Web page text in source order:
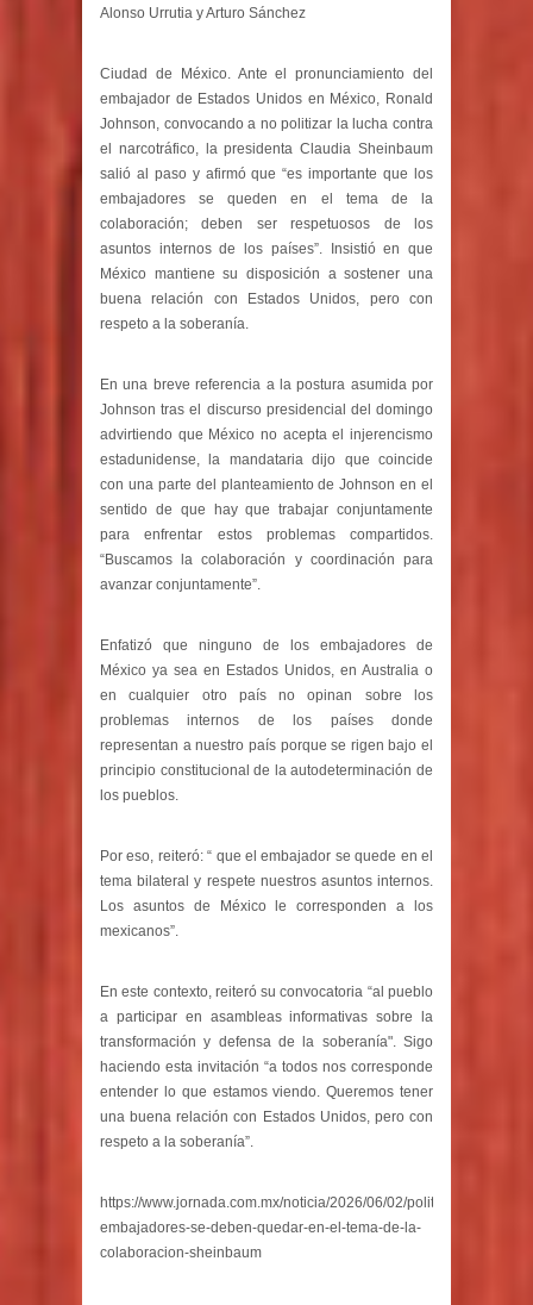
Alonso Urrutia y Arturo Sánchez
Ciudad de México. Ante el pronunciamiento del
embajador de Estados Unidos en México, Ronald
Johnson, convocando a no politizar la lucha contra
el narcotráfico, la presidenta Claudia Sheinbaum
salió al paso y afirmó que “es importante que los
embajadores se queden en el tema de la
colaboración; deben ser respetuosos de los
asuntos internos de los países”. Insistió en que
México mantiene su disposición a sostener una
buena relación con Estados Unidos, pero con
respeto a la soberanía.
En una breve referencia a la postura asumida por
Johnson tras el discurso presidencial del domingo
advirtiendo que México no acepta el injerencismo
estadunidense, la mandataria dijo que coincide
con una parte del planteamiento de Johnson en el
sentido de que hay que trabajar conjuntamente
para enfrentar estos problemas compartidos.
“Buscamos la colaboración y coordinación para
avanzar conjuntamente”.
Enfatizó que ninguno de los embajadores de
México ya sea en Estados Unidos, en Australia o
en cualquier otro país no opinan sobre los
problemas internos de los países donde
representan a nuestro país porque se rigen bajo el
principio constitucional de la autodeterminación de
los pueblos.
Por eso, reiteró: “ que el embajador se quede en el
tema bilateral y respete nuestros asuntos internos.
Los asuntos de México le corresponden a los
mexicanos”.
En este contexto, reiteró su convocatoria “al pueblo
a participar en asambleas informativas sobre la
transformación y defensa de la soberanía". Sigo
haciendo esta invitación “a todos nos corresponde
entender lo que estamos viendo. Queremos tener
una buena relación con Estados Unidos, pero con
respeto a la soberanía”.
https://www.jornada.com.mx/noticia/2026/06/02/politica/los-
embajadores-se-deben-quedar-en-el-tema-de-la-
colaboracion-sheinbaum